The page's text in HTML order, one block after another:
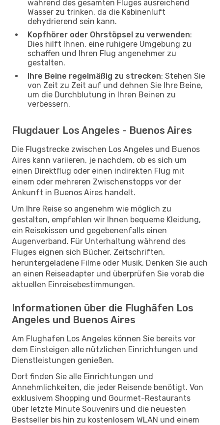
während des gesamten Fluges ausreichend
Wasser zu trinken, da die Kabinenluft
dehydrierend sein kann.
Kopfhörer oder Ohrstöpsel zu verwenden:
Dies hilft Ihnen, eine ruhigere Umgebung zu
schaffen und Ihren Flug angenehmer zu
gestalten.
Ihre Beine regelmäßig zu strecken: Stehen Sie
von Zeit zu Zeit auf und dehnen Sie Ihre Beine,
um die Durchblutung in Ihren Beinen zu
verbessern.
Flugdauer Los Angeles - Buenos Aires
Die Flugstrecke zwischen Los Angeles und Buenos
Aires kann variieren, je nachdem, ob es sich um
einen Direktflug oder einen indirekten Flug mit
einem oder mehreren Zwischenstopps vor der
Ankunft in Buenos Aires handelt.
Um Ihre Reise so angenehm wie möglich zu
gestalten, empfehlen wir Ihnen bequeme Kleidung,
ein Reisekissen und gegebenenfalls einen
Augenverband. Für Unterhaltung während des
Fluges eignen sich Bücher, Zeitschriften,
heruntergeladene Filme oder Musik. Denken Sie auch
an einen Reiseadapter und überprüfen Sie vorab die
aktuellen Einreisebestimmungen.
Informationen über die Flughäfen Los
Angeles und Buenos Aires
Am Flughafen Los Angeles können Sie bereits vor
dem Einsteigen alle nützlichen Einrichtungen und
Dienstleistungen genießen.
Dort finden Sie alle Einrichtungen und
Annehmlichkeiten, die jeder Reisende benötigt. Von
exklusivem Shopping und Gourmet-Restaurants
über letzte Minute Souvenirs und die neuesten
Bestseller bis hin zu kostenlosem WLAN und einem